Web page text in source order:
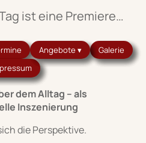
ist eine Premiere…
Angebote ▾
Galerie
dem Alltag – als
Inszenierung
die Perspektive.